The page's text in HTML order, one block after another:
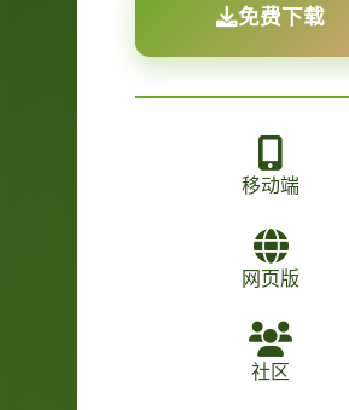
免费下载
移动端
网页版
社区